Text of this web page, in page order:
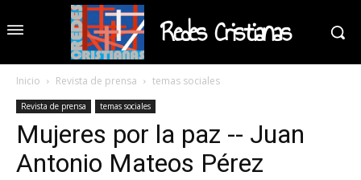
Redes Cristianas
Inicio Revista de prensa temas sociales
Revista de prensa temas sociales
Mujeres por la paz -- Juan
Antonio Mateos Pérez